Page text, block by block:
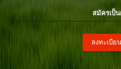
สมัครเป็
ลงทะเบีย